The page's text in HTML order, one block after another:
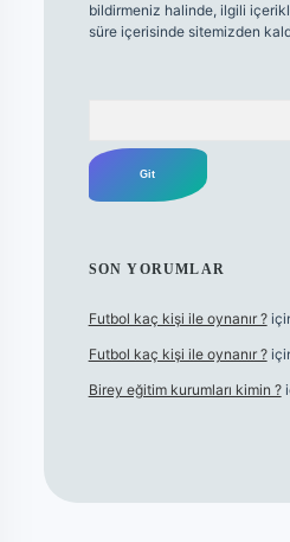
bildirmeniz halinde, ilgili
süre içerisinde sitemizden
SON YORUMLAR
Futbol kaç kişi ile oynanır ?
Futbol kaç kişi ile oynanır ?
Birey eğitim kurumları kimin ?